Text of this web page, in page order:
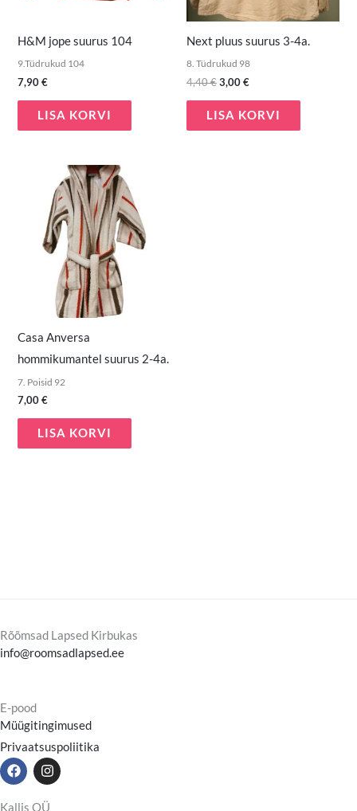
H&M jope suurus 104
9.Tüdrukud 104
7,90€
LISA KORVI
Next pluus suurus 3-4a.
8. Tüdrukud 98
4,40€3,00€
LISA KORVI
Casa Anversa
hommikumantel suurus 2-4a.
7. Poisid 92
7,00€
LISA KORVI
Rõõmsad Lapsed Kirbukas
info@roomsadlapsed.ee
E-pood
Müügitingimused
Privaatsuspoliitika
F
a
e
I
n
t
Kallis OÜ